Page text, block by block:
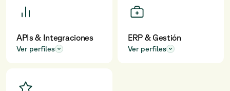
APIs & Integraciones
Ver perfiles
ERP & Gestión
Ver perfiles